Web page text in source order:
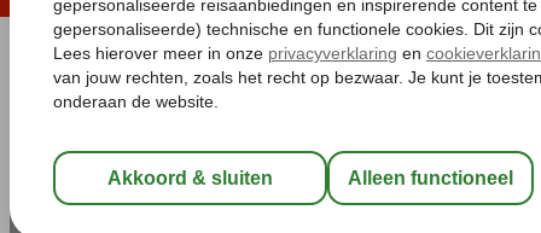
Pakketgarantie Laagsteprijsgarantie*
Home
Portugal Algarve
Placid Village
Logies-Appartement